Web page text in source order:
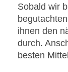
Sobald wir
ihnen den
durch.
besten